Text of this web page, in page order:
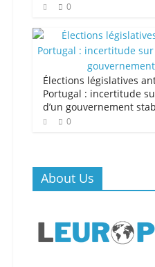
0
Élections législatives
Portugal : incertitude
d’un gouvernement
0
About Us